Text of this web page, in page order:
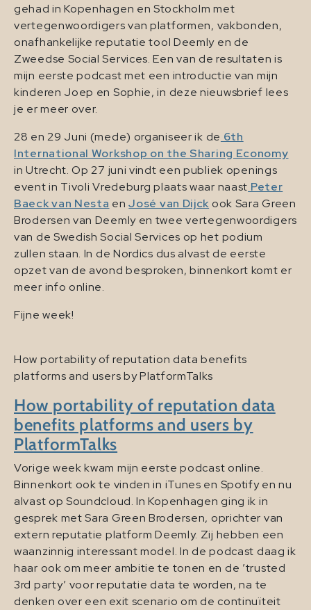
gehad in Kopenhagen en Stockholm met
vertegenwoordigers van platformen, vakbonden,
onafhankelijke reputatie tool Deemly en de
Zweedse Social Services. Een van de resultaten is
mijn eerste podcast met een introductie van mijn
kinderen Joep en Sophie, in deze nieuwsbrief lees
je er meer over.
28 en 29 Juni (mede) organiseer ik de 6th
International Workshop on the Sharing Economy
in Utrecht. Op 27 juni vindt een publiek openings
event in Tivoli Vredeburg plaats waar naast Peter
Baeck van Nesta enJosé van Dijck ook Sara Green
Brodersen van Deemly en twee vertegenwoordigers
van de Swedish Social Services op het podium
zullen staan. In de Nordics dus alvast de eerste
opzet van de avond besproken, binnenkort komt er
meer info online.
Fijne week!
How portability of reputation data benefits
platforms and users by PlatformTalks
How portability of reputation data
benefits platforms and users by
PlatformTalks
Vorige week kwam mijn eerste podcast online.
Binnenkort ook te vinden in iTunes en Spotify en nu
alvast op Soundcloud. In Kopenhagen ging ik in
gesprek met Sara Green Brodersen, oprichter van
extern reputatie platform Deemly. Zij hebben een
waanzinnig interessant model. In de podcast daag ik
haar ook om meer ambitie te tonen en de ’trusted
3rd party’ voor reputatie data te worden, na te
denken over een exit scenario om de continuïteit